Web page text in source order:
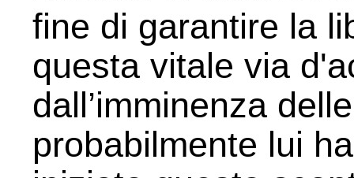
fine di garantire la
questa vitale via
dall’imminenza
probabilmente lui